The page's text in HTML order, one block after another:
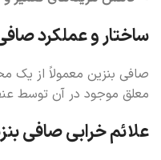
ساختار و عملکرد
صافی بنزین معمولاً از یک
معلق موجود در آن توسط
علائم خرابی صافی